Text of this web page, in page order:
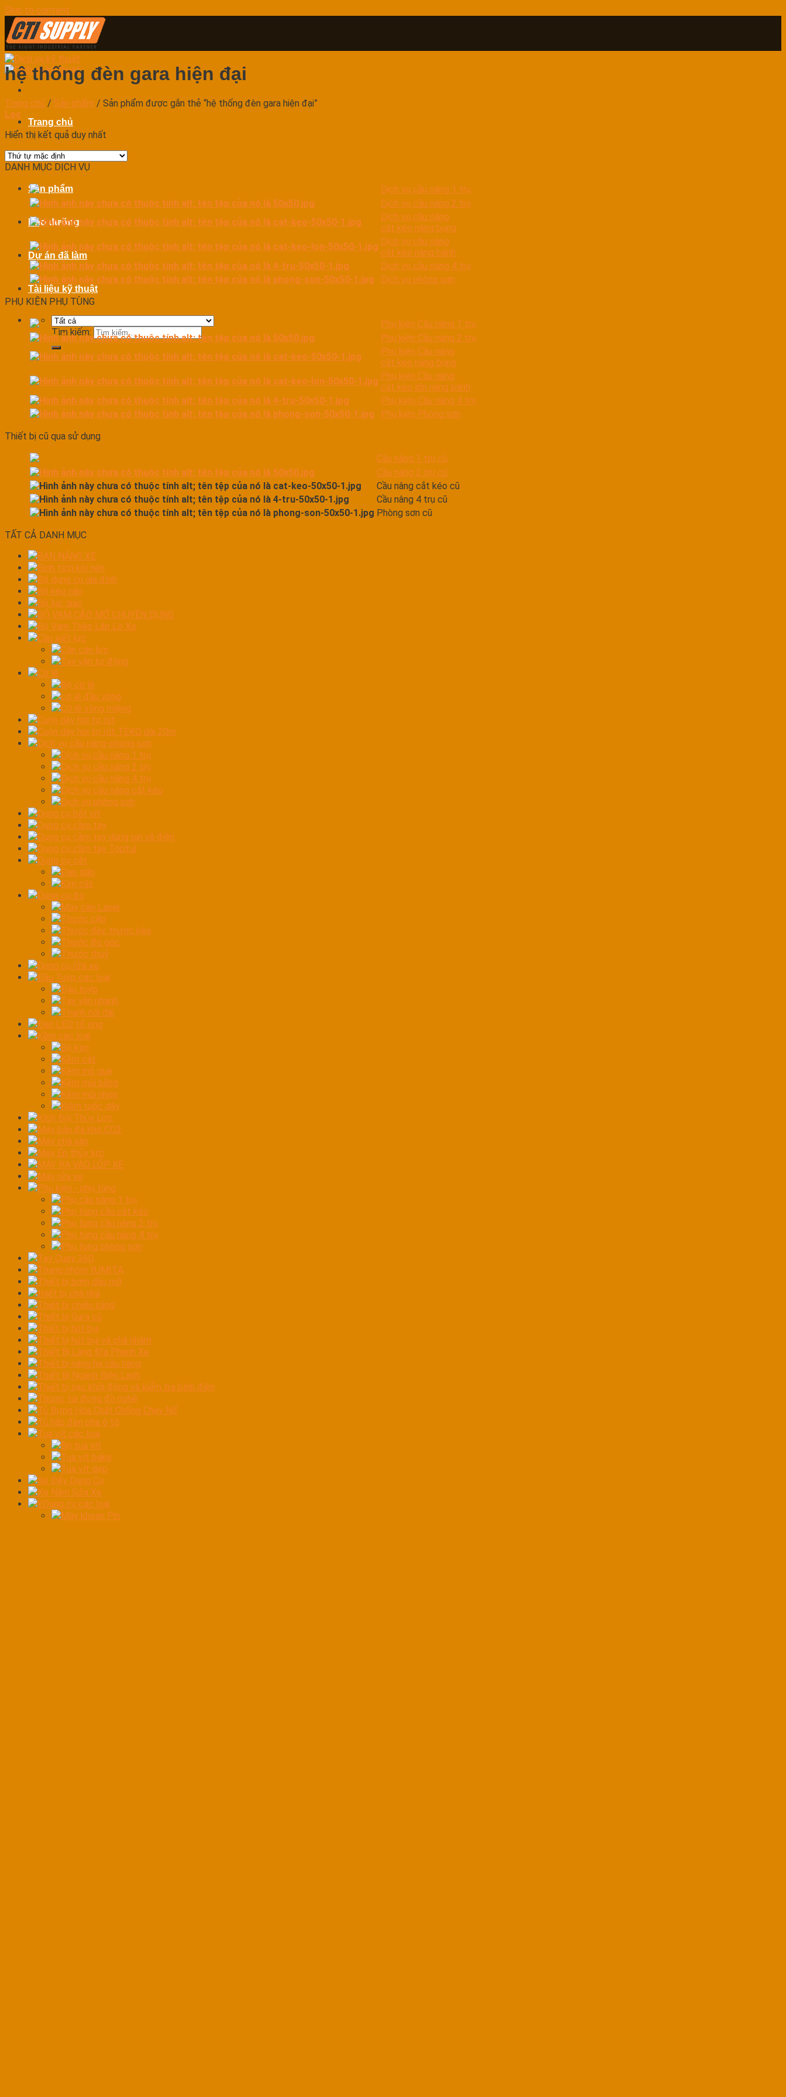
Skip to content
Trang chủ
Dịch vụ
Sản phẩm
Bảo dưỡng
Dự án đã làm
Tài liệu kỹ thuật
Tìm kiếm:
hệ thống đèn gara hiện đại
Trang chủ / Sản phẩm / Sản phẩm được gắn thẻ “hệ thống đèn gara hiện đại”
Lọc
Hiển thị kết quả duy nhất
DANH MỤC DỊCH VỤ
Dịch vụ cầu nâng 1 trụ
Dịch vụ cầu nâng 2 trụ
Dịch vụ cầu nâng
cắt kéo nâng bụng
Dịch vụ cầu nâng
cắt kéo nâng bánh
Dịch vụ cầu nâng 4 trụ
Dịch vụ phòng sơn
PHỤ KIỆN PHỤ TÙNG
Phụ kiện Cầu nâng 1 trụ
Phụ kiện Cầu nâng 2 trụ
Phụ kiện Cầu nâng
cắt kéo nâng bụng
Phụ kiện Cầu nâng
cắt kéo lớn nâng bánh
Phụ kiện Cầu nâng 4 trụ
Phụ kiện Phòng sơn
Thiết bị cũ qua sử dụng
Cầu nâng 1 trụ cũ
Cầu nâng 2 trụ cũ
Cầu nâng cắt kéo cũ
Cầu nâng 4 trụ cũ
Phòng sơn cũ
TẤT CẢ DANH MỤC
BÀN NÁNG XE
Bình tích khí nén
Bộ dụng cụ gia đình
Bộ kéo nắn
Bộ lục giác
BỘ VAM CẢO MỞ CHUYÊN DỤNG
Bộ Vam Tháo Lắp Lò Xo
Cần xiết lực
Cần cân lực
Tay vặn tự động
Cờ lê
Bộ cờ lê
cờ lê đầu vòng
Cờ lê vòng miệng
Cuộn dây hơi tự rút
Cuộn dây hơi tự rút TEKO dài 20m
Dịch vụ cầu nâng-phòng sơn
Dịch vụ cầu nâng 1 trụ
Dịch vụ cầu nâng 2 trụ
Dịch vụ cầu nâng 4 trụ
Dịch vụ cầu nâng cắt kéo
Dịch vụ phòng sơn
Dụng cụ bắt vít
Dụng cụ cầm tay
Dụng cụ cầm tay dùng pin và điện
Dụng cụ cầm tay Toptul
Dụng cụ cắt
Dao gấp
Kìm cắt
Dụng cụ đo
Máy cân Laser
Thước cặp
Thước dây, thước kéo
Thước đo góc
Thước thuỷ
Dụng cụ rửa xe
Đầu Tuýp các loại
Đầu tuýp
Tay vặn nhanh
Thanh nối dài
Đèn LED tổ ong
Kềm các loại
Bộ kìm
Kềm cắt
Kềm mỏ quạ
Kềm mũi bằng
Kềm mũi nhọn
Kiềm tuốc dây
Kích Đội Thủy Lực
Máy bắn đá khô CO2
Máy chà sàn
Máy Ép thủy lực
MÁY RA VÀO LỐP XE
Máy rửa xe
Phụ kiện - phụ tùng
Phụ cầu nâng 1 trụ
Phụ tùng cầu cắt kéo
Phụ tùng cầu nâng 2 trụ
Phụ tùng cầu nâng 4 trụ
Phụ tùng phòng sơn
Tay Quay 360
Thang nhôm YUMITA
Thiết bị bơm dầu mỡ
thiết bị chà nhá
Thiết bị chiếu sáng
Thiết bị Gara cũ
Thiết bị hút bụi
Thiết bị hút bụi và chà nhám
Thiết Bị Láng Đĩa Phanh Xe
Thiết bị nâng hạ cầu nâng
Thiết Bị Ngành Điện Lạnh
Thiết bị sạc khởi động và kiểm tra bình điện
Thùng, túi đựng đồ nghề
Tủ Đựng Hóa Chất Chống Cháy Nổ
Tủ hấp đèn pha ô tô
Tua vít các loại
Bộ tua vít
Tua vít bake
Tua vít dẹp
Xe Đẩy Dụng Cụ
Xe Nằm Sửa Xe
YDụng cụ các loại
Máy khoan Pin